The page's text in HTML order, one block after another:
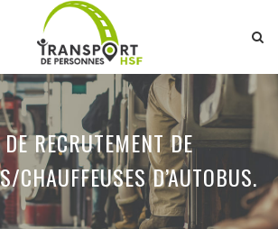
RECRUTEMENT DE
CHAUFFEUSES D’AUTOBUS.